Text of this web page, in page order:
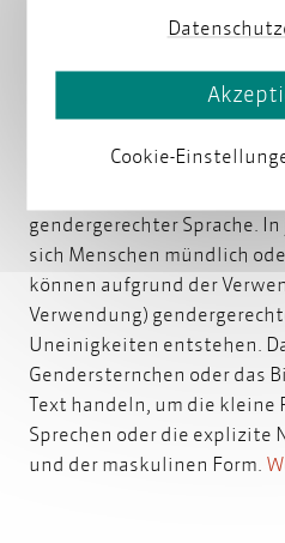
Die gendergerechte
auch vor dem Bereich der
Eine der vielen
gendergerechter Sprache.
sich Menschen mündlich
können aufgrund der
Verwendung)
Uneinigkeiten entstehen.
Gendersternchen oder das
Text handeln, um die kleine
Sprechen oder die explizite
und der maskulinen Form.
Cookie-